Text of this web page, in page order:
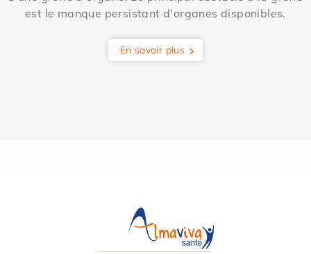
est le manque persistant d'organes disponibles.
En savoir plus